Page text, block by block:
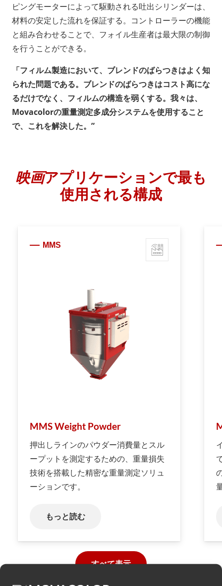
ピングモーターによって駆動される吐出シリンダーは、
材料の安定した流れを保証する。コントローラーの機能
と組み合わせることで、フォイル生産者は最大限の制御
を行うことができる。
「フィルム製造において、ブレンドのばらつきはよく知
られた問題である。ブレンドのばらつきはコスト高にな
るだけでなく、フィルムの構造を弱くする。我々は、
Movacolorの重量測定多成分システムを使用すること
で、これを解決した。”
映画アプリケーションで最も
使用される構成
MMS
MMS Weight Powder
押出しラインのパウダー消費量とスル
ープットを測定するための、重量損失
技術を搭載した精密な重量測定ソリュ
ーションです。
もっと読む
すべて表示